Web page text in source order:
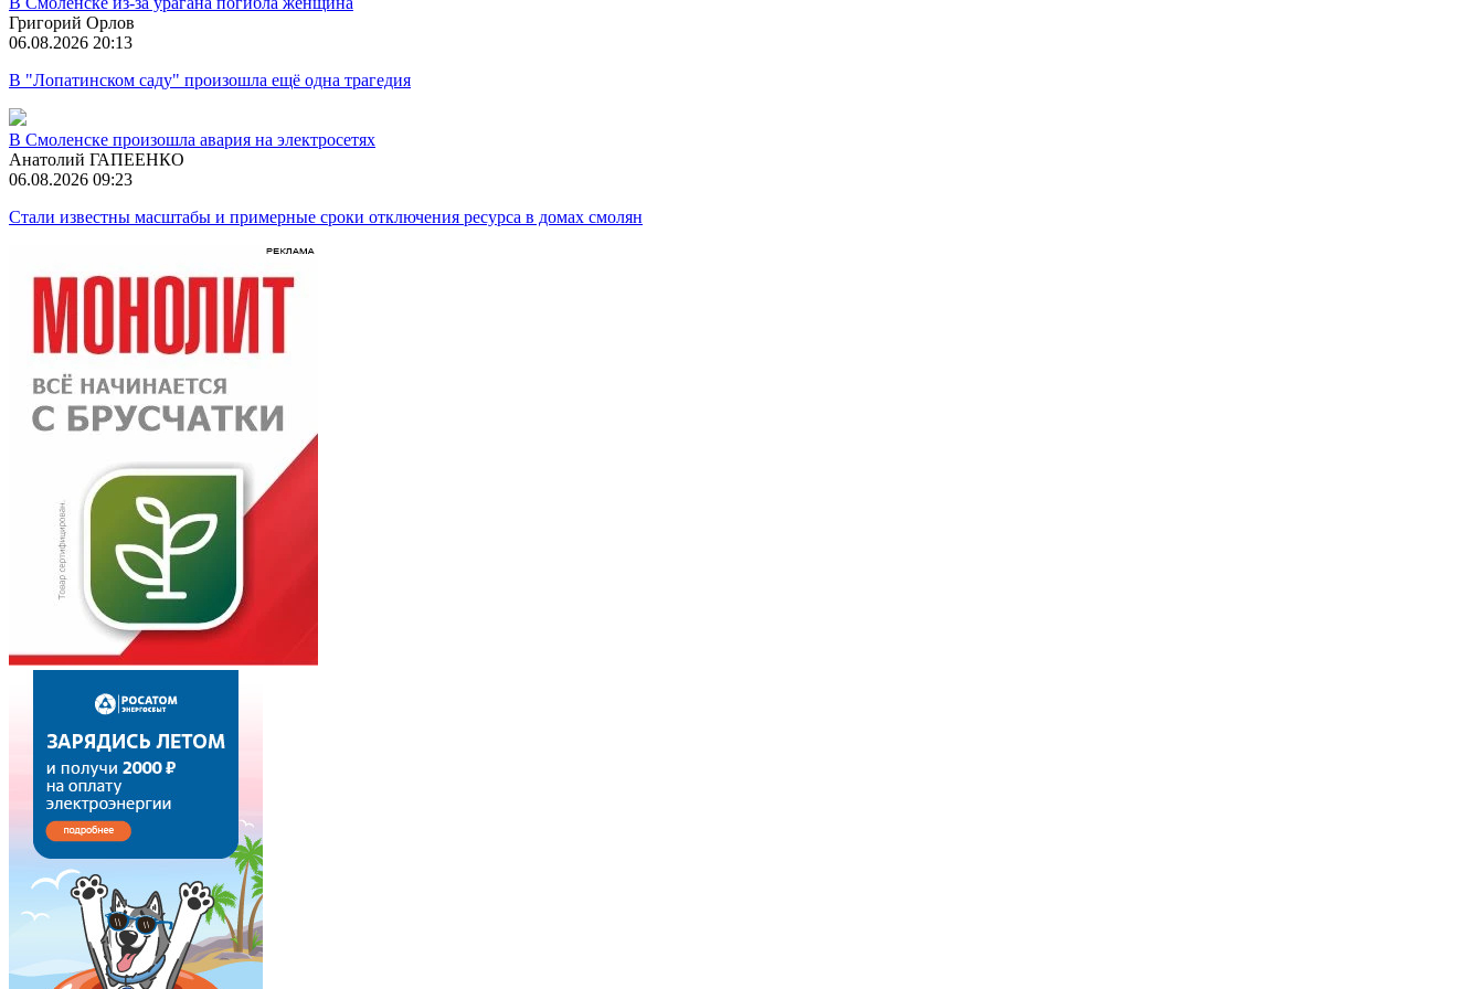
Григорий Орлов
06.08.2026 20:13
В "Лопатинском саду" произошла ещё одна трагедия
В Смоленске произошла авария на электросетях
Анатолий ГАПЕЕНКО
06.08.2026 09:23
Стали известны масштабы и примерные сроки отключения ресурса в домах смолян